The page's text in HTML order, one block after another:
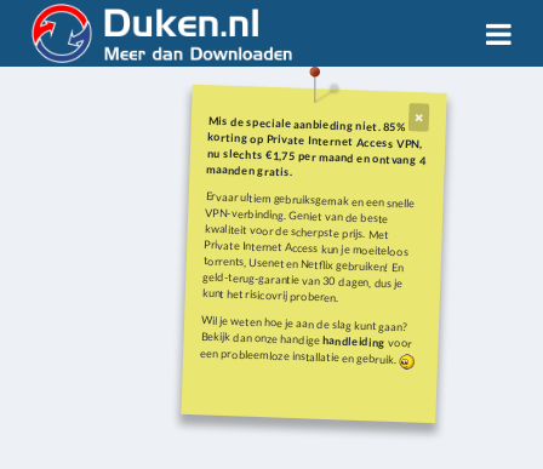
Mis de speciale aanbieding niet. 85%
korting op Private Internet Access VPN,
nu slechts €1,75 per maand en ontvang 4
maanden gratis.
Ervaar ultiem gebruiksgemak en een snelle
VPN-verbinding. Geniet van de beste
kwaliteit voor de scherpste prijs. Met
Private Internet Access kun je moeiteloos
torrents, Usenet en Netflix gebruiken! En
geld-terug-garantie van 30 dagen, dus je
kunt het risicovrij proberen.
Wil je weten hoe je aan de slag kunt gaan?
Bekijk dan onze handigehandleiding voor
een probleemloze installatie en gebruik.